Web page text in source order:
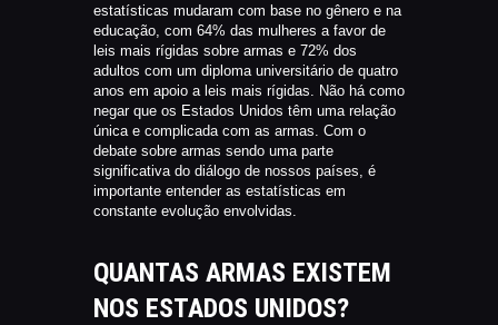
estatísticas mudaram com base no gênero e na
educação, com 64% das mulheres a favor de
leis mais rígidas sobre armas e 72% dos
adultos com um diploma universitário de quatro
anos em apoio a leis mais rígidas. Não há como
negar que os Estados Unidos têm uma relação
única e complicada com as armas. Com o
debate sobre armas sendo uma parte
significativa do diálogo de nossos países, é
importante entender as estatísticas em
constante evolução envolvidas.
QUANTAS ARMAS EXISTEM
NOS ESTADOS UNIDOS?